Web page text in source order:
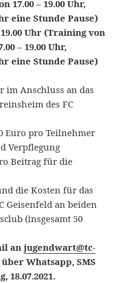
17.00 – 19.00 Uhr,
eine Stunde Pause)
Uhr (Training von
– 19.00 Uhr,
eine Stunde Pause)
im Anschluss an das
des FC
Euro pro Teilnehmer
Verpflegung
Beitrag für die
die Kosten für das
Geisenfeld an beiden
(insgesamt 50
anjugendwart@tc-
Whatsapp, SMS
18.07.2021.